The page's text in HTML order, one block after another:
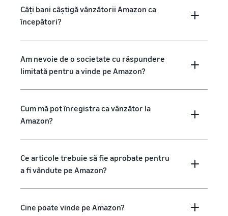
Câți bani câștigă vânzătorii Amazon ca
începători?
Am nevoie de o societate cu răspundere
limitată pentru a vinde pe Amazon?
Cum mă pot înregistra ca vânzător la
Amazon?
Ce articole trebuie să fie aprobate pentru
a fi vândute pe Amazon?
Cine poate vinde pe Amazon?